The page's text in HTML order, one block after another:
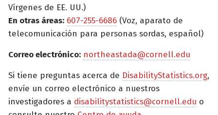
Vírgenes de EE. UU.)
En otras áreas: 607-255-6686 (Voz, aparato de
telecomunicación para personas sordas, español)
Correo electrónico: northeastada@cornell.edu
Si tiene preguntas acerca de DisabilityStatistics.org,
envíe un correo electrónico a nuestros
investigadores a disabilitystatistics@cornell.edu o